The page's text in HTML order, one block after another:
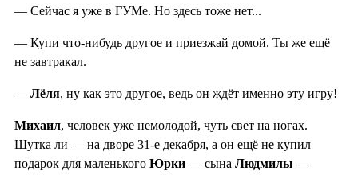
— Сейчас я уже в ГУМе. Но здесь тоже нет...
— Купи что-нибудь другое и приезжай домой. Ты же ещё
не завтракал.
— Лёля, ну как это другое, ведь он ждёт именно эту игру!
Михаил, человек уже немолодой, чуть свет на ногах.
Шутка ли — на дворе 31-е декабря, а он ещё не купил
подарок для маленького Юрки — сына Людмилы —